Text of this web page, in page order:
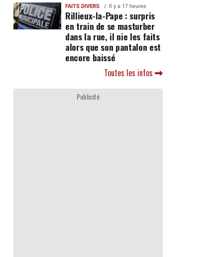
FAITS DIVERS Il y a 17 heures
Rillieux-la-Pape : surpris
en train de se masturber
dans la rue, il nie les faits
alors que son pantalon est
encore baissé
Toutes les infos
Publicité